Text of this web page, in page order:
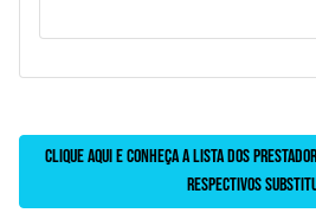
Clique aqui e conheça a lista dos
respectivos